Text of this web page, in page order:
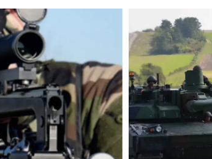
virtuelle) du poste de tir
de l’Akeron MP. Permet
le tir en vue directe et
indirecte sur cibles
instrumentées.
Télécharger la
plaquette